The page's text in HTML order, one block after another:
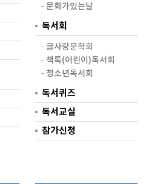
문화가있는날
독서회
글사랑문학회
책톡(어린이)독서회
청소년독서회
독서퀴즈
독서교실
참가신청